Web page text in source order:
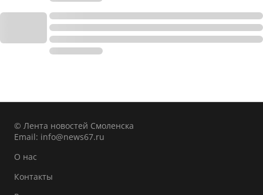
© Лента новостей Смоленска
Email: info@news67.ru
О нас
Контакты